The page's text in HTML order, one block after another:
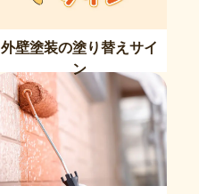
外壁塗装の塗り替えサイ
ン